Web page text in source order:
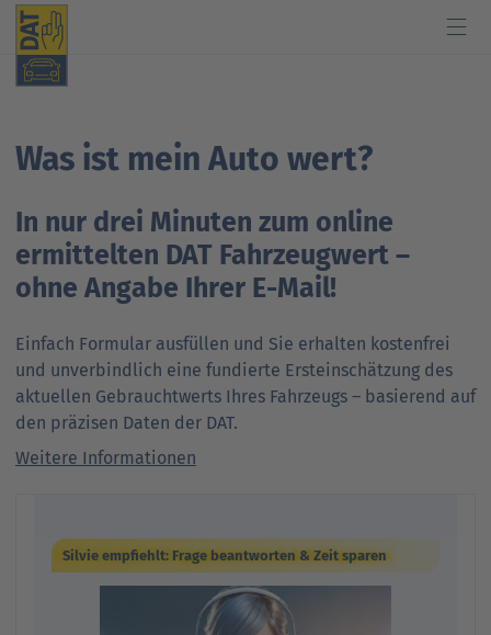
Kfz-Sachverständige
Versicherungen
DAT Akademie: Webinare & Seminare für Kunden
Support für Kunden
Go
Künstliche Intelligenz
Fahrzeugdaten & Telematik
DAT Akademie: Webinare & Seminare für Kunden
Support für Kunden
Ansprechpartner
to
parent
Veranstaltungen
Studien und Publikationen
DAT Report
Newsletter
Pressekontakt
Kfz-Sachverständigen finden
Was kostet meine Reparatur?
Emissionen
Verträgt mein Auto Super E10-Kraftstoff?
Verträgt mein Auto B10- oder XTL-Kraftstoff?
Pressekontakt
DAT Report
Was ist mein Auto wert?
In nur drei Minuten zum online
ermittelten DAT Fahrzeugwert –
ohne Angabe Ihrer E-Mail!
Einfach Formular ausfüllen und Sie erhalten kostenfrei
und unverbindlich eine fundierte Ersteinschätzung des
aktuellen Gebrauchtwerts Ihres Fahrzeugs – basierend auf
den präzisen Daten der DAT.
Weitere Informationen
Silvie empfiehlt: Frage beantworten & Zeit sparen